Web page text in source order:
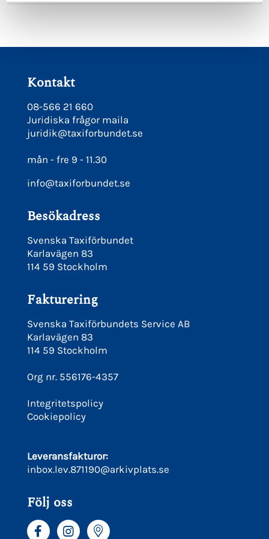
Kontakt
08-566 21 660
Juridiska frågor maila
juridik@taxiforbundet.se
mån - fre 9 - 11.30
info@taxiforbundet.se
Besökadress
Svenska Taxiförbundet
Karlavägen 83
114 59 Stockholm
Fakturering
Svenska Taxiförbundets Service AB
Karlavägen 83
114 59 Stockholm
Org nr. 556176-4357
Integritetspolicy
Cookiepolicy
Leveransfakturor:
inbox.lev.871190@arkivplats.se
Följ oss